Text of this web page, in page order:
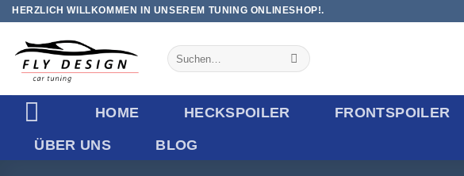
Zum
springen
HERZLICH WILLKOMMEN IN UNSEREM TUNING ONLINESHOP!.
Suchen
nach:
HOME HECKSPOILER FRONTSPOILER
ÜBER UNS BLOG